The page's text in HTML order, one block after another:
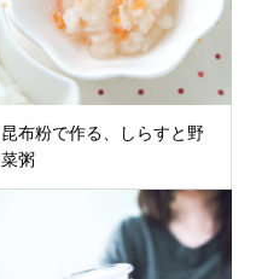
昆布粉で作る、しらすと野
菜粥